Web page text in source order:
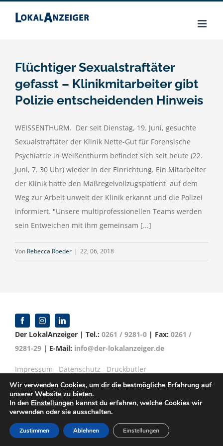
Inhalt
Flüchtiger Sexualstraftäter
gefasst – Klinikmitarbeiter gibt
Polizie entscheidenden Hinweis
WEISSENTHURM. Der seit Dienstag, 19. Juni, gesuchte
Sexualstraftäter der Klinik Nette-Gut für Forensische
Psychiatrie in Weißenthurm befindet sich seit heute (22.
Juni, 7. 30 Uhr) wieder in der Einrichtung. Ein Mitarbeiter
der Klinik hatte den Maßregelvollzugspatient auf dem
Weg zur Arbeit unweit der Klinik erkannt und die Polizei
informiert. "Unsere multiprofessionellen Teams werden
sein Entweichen mit ihm gemeinsam [...]
Von Rebecca Roeder | 22, 06, 2018
Der LokalAnzeiger | Tel.: 0261 / 9281-0 | Fax: 0261 /
9281-29 | E-Mail: info@der-lokalanzeiger.de
Impressum Datenschutz Druckbutler
© Copyright 2016 -2026 | Verlag für Anzeigenblätter
GmbH | Mittelrheinstr. 2-4 | 56072 Koblenz
Wir verwenden Cookies, um dir die bestmögliche Erfahrung auf
unserer Website zu bieten.
In den Einstellungen kannst du erfahren, welche Cookies wir
verwenden oder sie ausschalten.
Zustimmen Ablehnen Einstellungen